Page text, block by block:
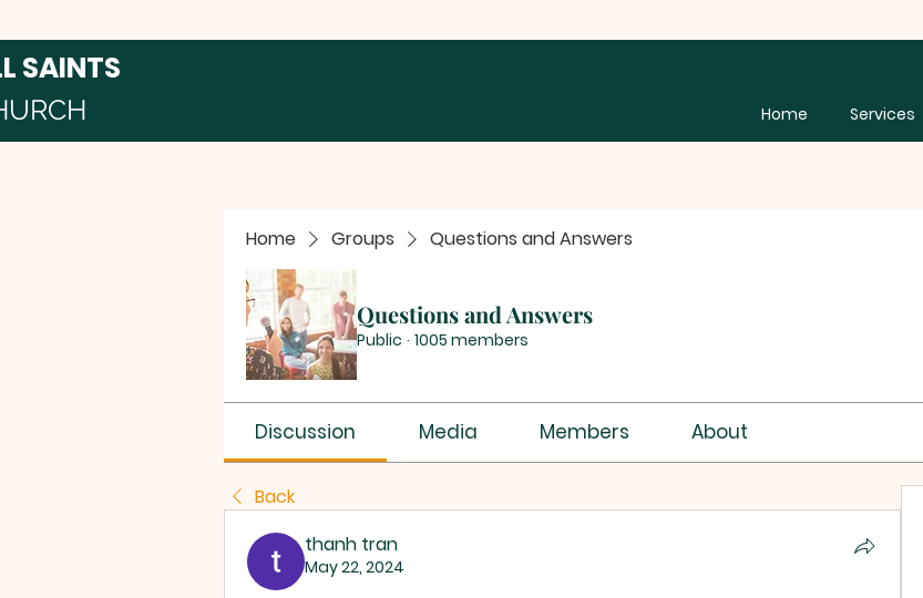
SAINTS
Home Services
Home Groups Questions and Answers
Questions and Answers
Public · 1005 members
Discussion Media Members About
Back
thanh tran
May 22, 2024